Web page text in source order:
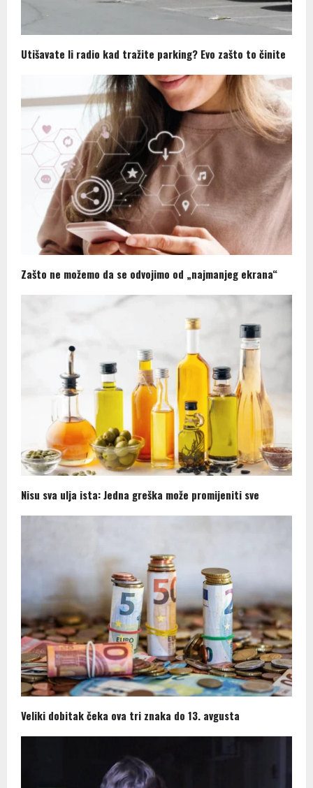
Utišavate li radio kad tražite parking? Evo zašto to činite
Zašto ne možemo da se odvojimo od „najmanjeg ekrana“
Nisu sva ulja ista: Jedna greška može promijeniti sve
Veliki dobitak čeka ova tri znaka do 13. avgusta